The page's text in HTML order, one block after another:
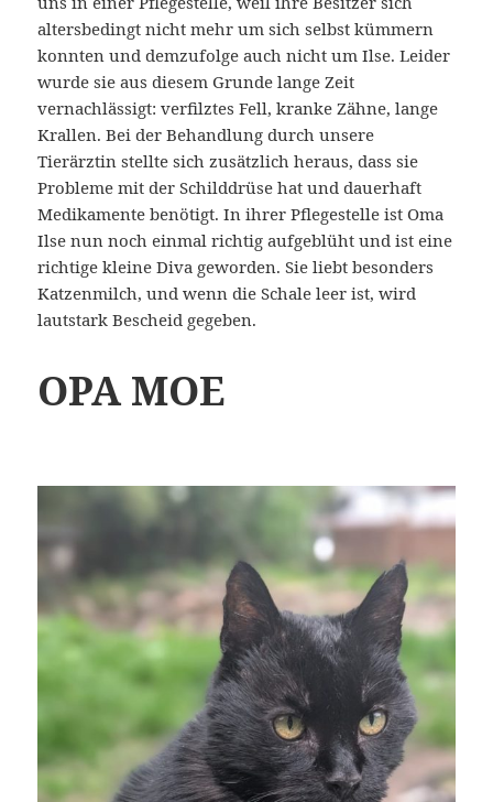
altersbedingt nicht mehr um sich selbst kümmern
konnten und demzufolge auch nicht um Ilse. Leider
wurde sie aus diesem Grunde lange Zeit
vernachlässigt: verfilztes Fell, kranke Zähne, lange
Krallen. Bei der Behandlung durch unsere
Tierärztin stellte sich zusätzlich heraus, dass sie
Probleme mit der Schilddrüse hat und dauerhaft
Medikamente benötigt. In ihrer Pflegestelle ist Oma
Ilse nun noch einmal richtig aufgeblüht und ist eine
richtige kleine Diva geworden. Sie liebt besonders
Katzenmilch, und wenn die Schale leer ist, wird
lautstark Bescheid gegeben.
OPA MOE